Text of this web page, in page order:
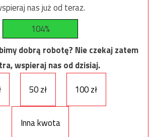
nas już od teraz.
104%
dobrą robotę? Nie czekaj zatem
wspieraj nas od dzisiaj.
50 zł 100 zł
Inna kwota